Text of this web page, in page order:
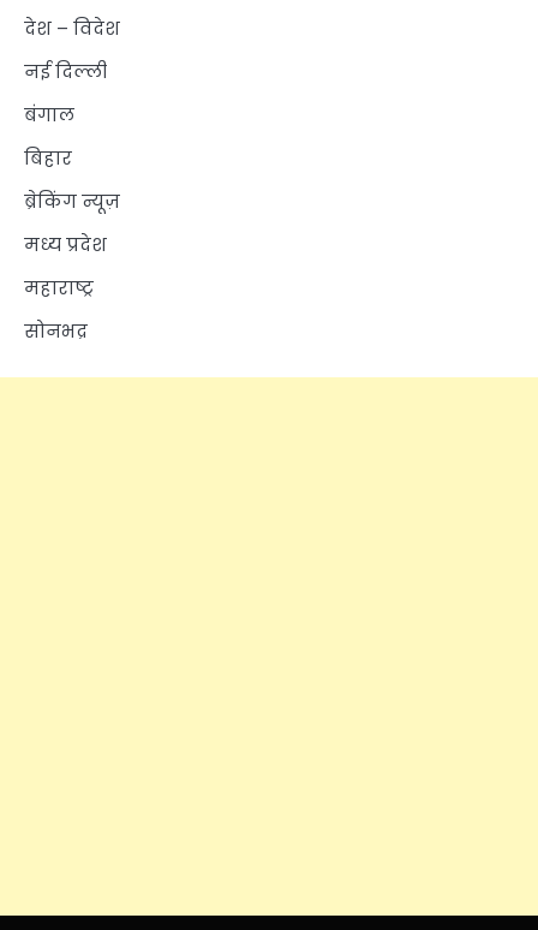
देश – विदेश
नई दिल्ली
बंगाल
बिहार
ब्रेकिंग न्यूज़
मध्य प्रदेश
महाराष्ट्र
सोनभद्र